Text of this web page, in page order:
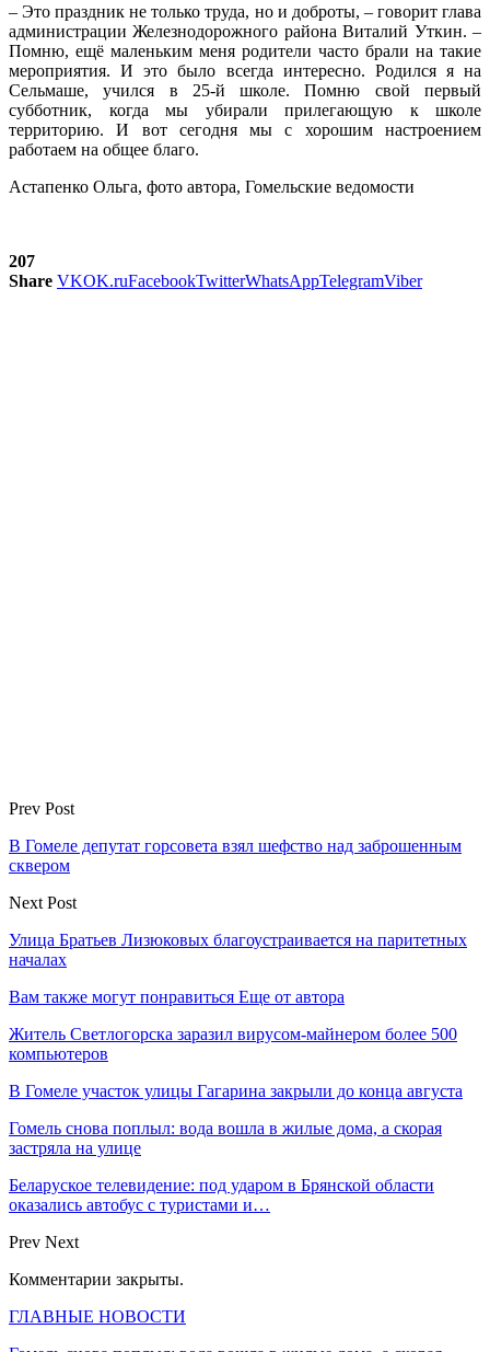
– Это праздник не только труда, но и доброты, – говорит глава
администрации Железнодорожного района Виталий Уткин. –
Помню, ещё маленьким меня родители часто брали на такие
мероприятия. И это было всегда интересно. Родился я на
Сельмаше, учился в 25-й школе. Помню свой первый
субботник, когда мы убирали прилегающую к школе
территорию. И вот сегодня мы с хорошим настроением
работаем на общее благо.
Астапенко Ольга, фото автора, Гомельские ведомости
207
Share VKOK.ruFacebookTwitterWhatsAppTelegramViber
Prev Post
В Гомеле депутат горсовета взял шефство над заброшенным
сквером
Next Post
Улица Братьев Лизюковых благоустраивается на паритетных
началах
Вам также могут понравиться Еще от автора
Житель Светлогорска заразил вирусом-майнером более 500
компьютеров
В Гомеле участок улицы Гагарина закрыли до конца августа
Гомель снова поплыл: вода вошла в жилые дома, а скорая
застряла на улице
Беларуское телевидение: под ударом в Брянской области
оказались автобус с туристами и…
Prev Next
Комментарии закрыты.
ГЛАВНЫЕ НОВОСТИ